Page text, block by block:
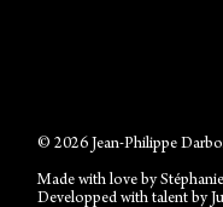
© 2026 Jean-Philippe
Made with love by
Developped with talent by